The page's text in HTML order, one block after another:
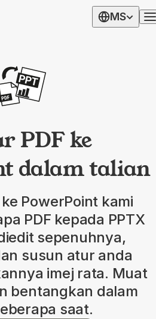
MS
PDF ke
dalam talian
PowerPoint kami
PDF kepada PPTX
sepenuhnya,
susun atur anda
imej rata. Muat
bentangkan dalam
saat.